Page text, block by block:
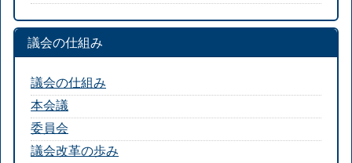
議会の仕組み
議会の仕組み
本会議
委員会
議会改革の歩み